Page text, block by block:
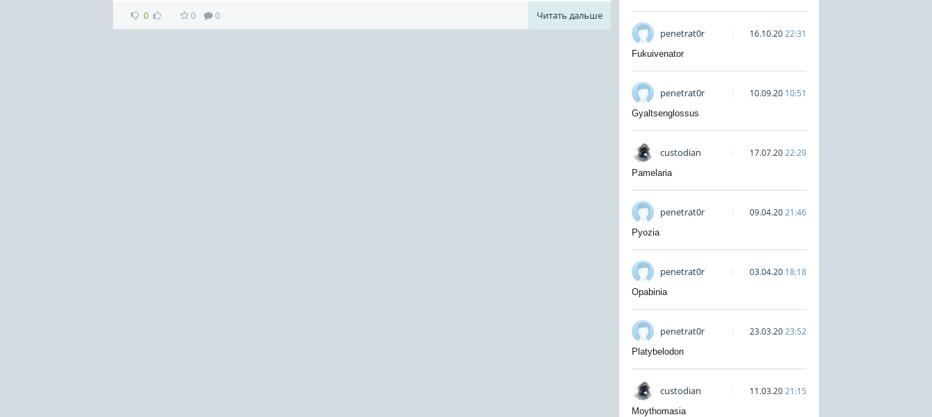
0 0 0 Читать дальше
penetrat0r 16.10.2022:31
Fukuivenator
penetrat0r 10.09.20 10:51
Gyaltsenglossus
custodian 17.07.2022:29
Pamelaria
penetrat0r 09.04.2021:46
Pyozia
penetrat0r 03.04.20 18:18
Opabinia
penetrat0r 23.03.2023:52
Platybelodon
custodian 11.03.2021:15
Moythomasia